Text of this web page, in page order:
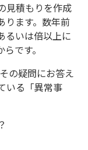
見積もりを作成
ります。数年前
るいは倍以上に
です。
の疑問にお答え
いる「異常事